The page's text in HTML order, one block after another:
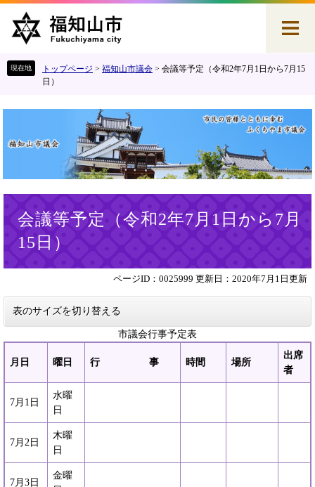
す
し
本
トップページ > 福知山市議会 > 会議等予定（令和2年7月1日から7月15
日）
会議等予定（令和2年7月1日から7月
15日）
ページID：0025999 更新日：2020年7月1日更新
表のサイズを切り替える
市議会行事予定表
月日 曜日 行 事 時間 場所
出席
者
7月1日
水曜
日
7月2日
木曜
日
7月3日
金曜